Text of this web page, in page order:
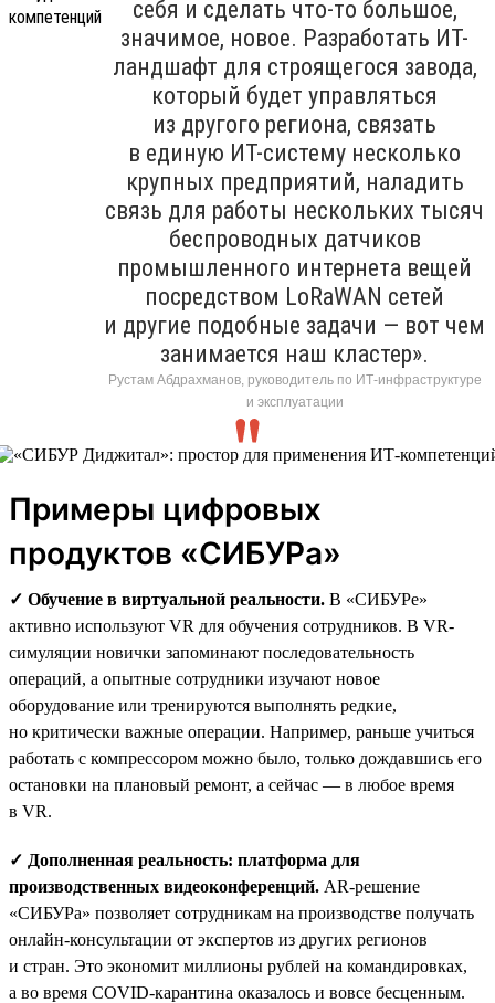
себя и сделать что-то большое,
значимое, новое. Разработать ИТ-
ландшафт для строящегося завода,
который будет управляться
из другого региона, связать
в единую ИТ-систему несколько
крупных предприятий, наладить
связь для работы нескольких тысяч
беспроводных датчиков
промышленного интернета вещей
посредством LoRaWAN сетей
и другие подобные задачи — вот чем
занимается наш кластер».
Рустам Абдрахманов, руководитель по ИТ-инфраструктуре
и эксплуатации
Примеры цифровых
продуктов «СИБУРа»
✓ Обучение в виртуальной реальности. В «СИБУРе»
активно используют VR для обучения сотрудников. В VR-
симуляции новички запоминают последовательность
операций, а опытные сотрудники изучают новое
оборудование или тренируются выполнять редкие,
но критически важные операции. Например, раньше учиться
работать с компрессором можно было, только дождавшись его
остановки на плановый ремонт, а сейчас — в любое время
в VR.
✓ Дополненная реальность: платформа для
производственных видеоконференций. AR-решение
«СИБУРа» позволяет сотрудникам на производстве получать
онлайн-консультации от экспертов из других регионов
и стран. Это экономит миллионы рублей на командировках,
а во время COVID-карантина оказалось и вовсе бесценным.